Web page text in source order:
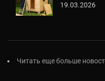
19.03.2026
Читать еще больше